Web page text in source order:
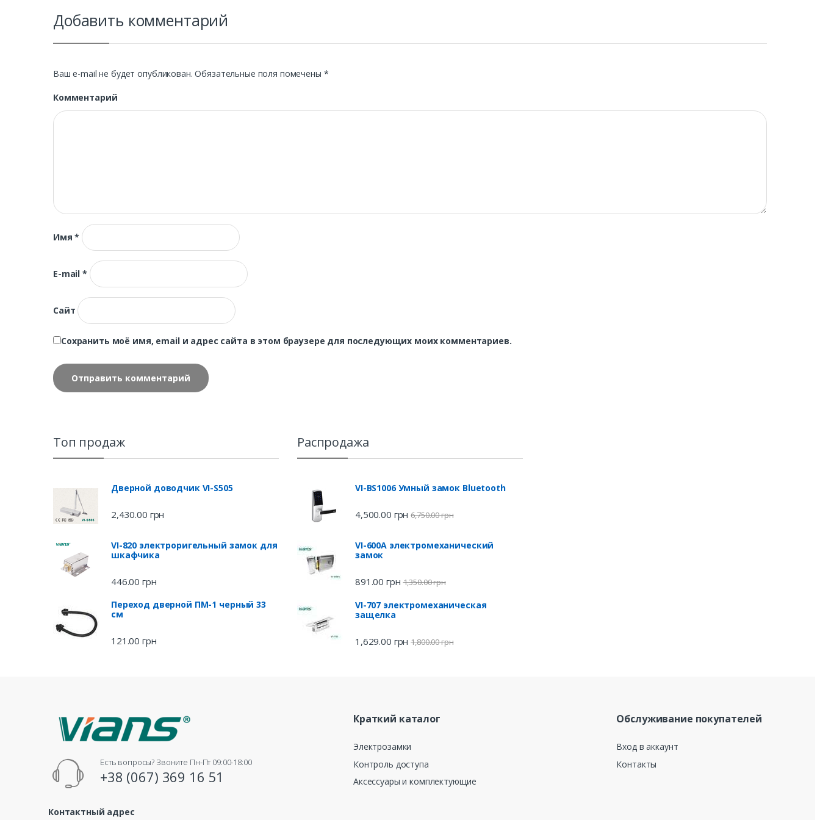
Добавить комментарий
Ваш e-mail не будет опубликован. Обязательные поля помечены *
Комментарий
Имя*
E-mail*
Сайт
Сохранить моё имя, email и адрес сайта в этом браузере для последующих моих комментариев.
Топ продаж
Дверной доводчик VI-S505
2,430.00 грн
VI-820 электроригельный замок для
шкафчика
446.00 грн
Переход дверной ПМ-1 черный 33
см
121.00 грн
Распродажа
VI-BS1006 Умный замок Bluetooth
4,500.00 грн 6,750.00грн
VI-600A электромеханический
замок
891.00 грн 1,350.00грн
VI-707 электромеханическая
защелка
1,629.00 грн 1,800.00грн
Есть вопросы? Звоните Пн-Пт 09:00-18:00
+38 (067) 369 16 51
Контактный адрес
Краткий каталог
Электрозамки
Контроль доступа
Аксессуары и комплектующие
Обслуживание покупателей
Вход в аккаунт
Контакты